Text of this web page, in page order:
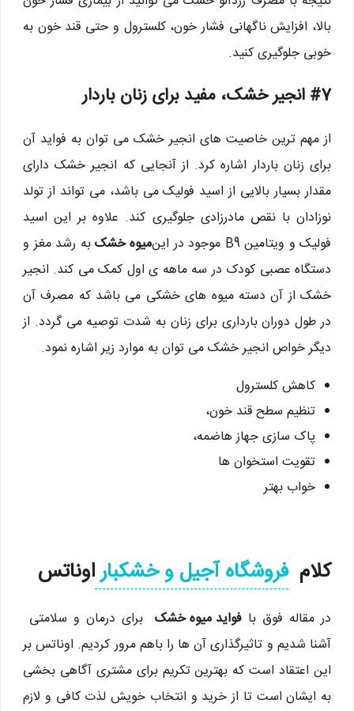
بالا، افزایش ناگهانی فشار خون، کلسترول و حتی قند خون به
خوبی جلوگیری کنید.
#7 انجیر خشک، مفید برای زنان باردار
از مهم ترین خاصیت های انجیر خشک می توان به فواید آن
برای زنان باردار اشاره کرد. از آنجایی که انجیر خشک دارای
مقدار بسیار بالایی از اسید فولیک می باشد، می تواند از تولد
نوزادان با نقص مادرزادی جلوگیری کند. علاوه بر این اسید
فولیک و ویتامین B9 موجود در این
میوه خشکبه رشد مغز و
دستگاه عصبی کودک در سه ماهه ی اول کمک می کند. انجیر
خشک از آن دسته میوه های خشکی می باشد که مصرف آن
در طول دوران بارداری برای زنان به شدت توصیه می گردد. از
دیگر خواص انجیر خشک می توان به موارد زیر اشاره نمود.
کاهش کلسترول
تنظیم سطح قند خون،
پاک سازی جهاز هاضمه،
تقویت استخوان ها
خواب بهتر
کلام فروشگاه آجیل و خشکباراوناتس
در مقاله فوق با فواید میوه خشکبرای درمان و سلامتی
آشنا شدیم و تاثیرگذاری آن ها را باهم مرور کردیم. اوناتس بر
این اعتقاد است که بهترین تکریم برای مشتری آگاهی بخشی
به ایشان است تا از خرید و انتخاب خویش لذت کافی و لازم